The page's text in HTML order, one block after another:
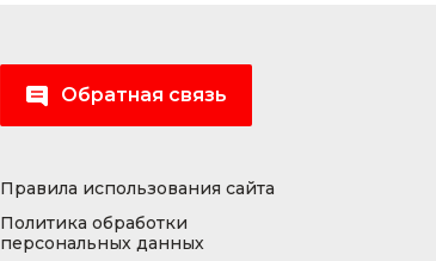
Обратная связь
Правила использования сайта
Политика обработки
персональных данных